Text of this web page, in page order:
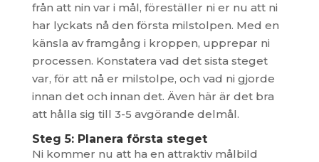
från att nin var i mål, föreställer ni er nu att ni
har lyckats nå den första milstolpen. Med en
känsla av framgång i kroppen, upprepar ni
processen. Konstatera vad det sista steget
var, för att nå er milstolpe, och vad ni gjorde
innan det och innan det. Även här är det bra
att hålla sig till 3-5 avgörande delmål.
Steg 5: Planera första steget
Ni kommer nu att ha en attraktiv målbild